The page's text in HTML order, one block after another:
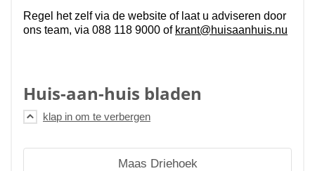
Regel het zelf via de website of laat u adviseren door
ons team, via 088 118 9000 of krant@huisaanhuis.nu
Huis-aan-huis bladen
Maas Driehoek